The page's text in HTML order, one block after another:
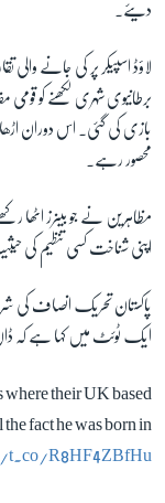
دیئے۔
لاؤڈ اسپیکر پر کی جانے والی
برطانیوی شہری لکھنے کو
بازی کی گئی۔ اس دوران
محصور رہے۔
مظاہرین نے جو بینرز اٹھا
اپنی شناخت کسی تنظیم کی
پاکستان تحریک انصاف کی
ایک ٹوئٹ میں کہا ہے کہ
where their UK based
fact he was born in
t.co/R8HF4ZBfHu